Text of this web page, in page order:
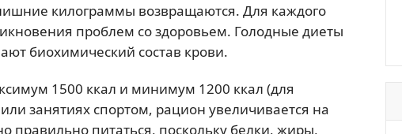
килограммы возвращаются. Для каждого
проблем со здоровьем. Голодные диеты
биохимический состав крови.
1500 ккал и минимум 1200 ккал (для
занятиях спортом, рацион увеличивается на
правильно питаться, поскольку белки, жиры,